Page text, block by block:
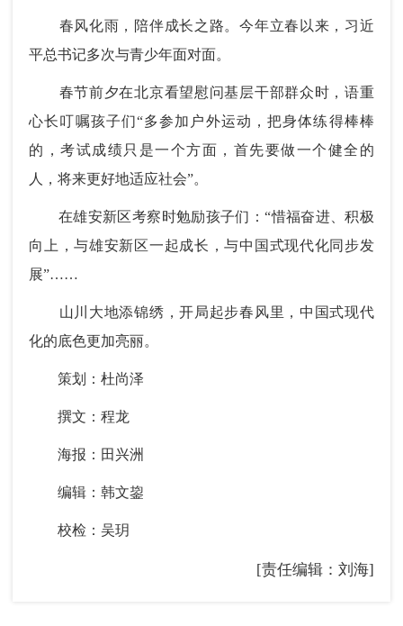
春风化雨，陪伴成长之路。今年立春以来，习近
平总书记多次与青少年面对面。
春节前夕在北京看望慰问基层干部群众时，语重
心长叮嘱孩子们“多参加户外运动，把身体练得棒棒
的，考试成绩只是一个方面，首先要做一个健全的
人，将来更好地适应社会”。
在雄安新区考察时勉励孩子们：“惜福奋进、积极
向上，与雄安新区一起成长，与中国式现代化同步发
展”……
山川大地添锦绣，开局起步春风里，中国式现代
化的底色更加亮丽。
策划：杜尚泽
撰文：程龙
海报：田兴洲
编辑：韩文鋆
校检：吴玥
[责任编辑：刘海]